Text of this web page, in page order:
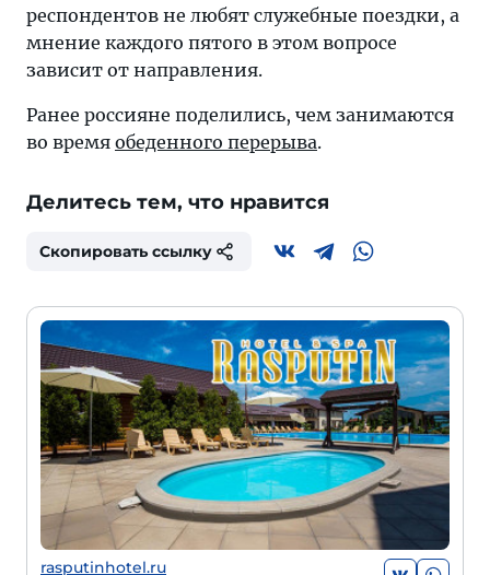
респондентов не любят служебные поездки, а
мнение каждого пятого в этом вопросе
зависит от направления.
Ранее россияне поделились, чем занимаются
во время обеденного перерыва.
Делитесь тем, что нравится
Скопировать ссылку
rasputinhotel.ru